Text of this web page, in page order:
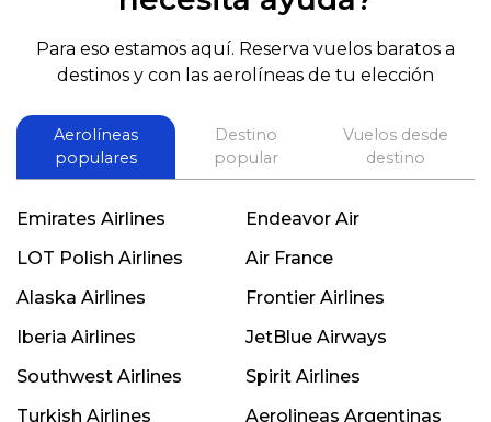
Para eso estamos aquí. Reserva vuelos baratos a
destinos y con las aerolíneas de tu elección
Aerolíneas
populares
Destino
popular
Vuelos desde
destino
Emirates Airlines
Endeavor Air
LOT Polish Airlines
Air France
Alaska Airlines
Frontier Airlines
Iberia Airlines
JetBlue Airways
Southwest Airlines
Spirit Airlines
Turkish Airlines
Aerolineas Argentinas